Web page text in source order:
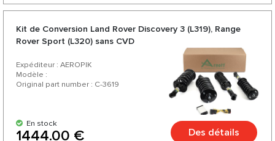
Kit de Conversion Land Rover Discovery 3 (L319), Range
Rover Sport (L320) sans CVD
Expéditeur : AEROPIK
Modèle :
Original part number : C-3619
En stock
1444.00 € Des détails